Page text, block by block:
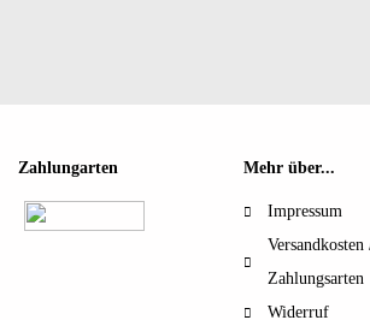
Zahlungarten Mehr über...
Impressum
Versandkosten
Zahlungsarten
Widerruf